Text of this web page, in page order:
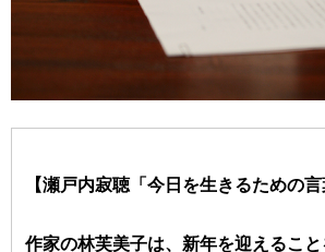
【瀬戸内寂聴「今日を生きるための
作家の林芙美子は、新年を迎えるこ